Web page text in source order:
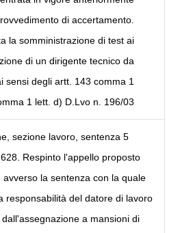
di accertamento.
la somministrazione di test ai
di un dirigente tecnico da
sensi degli artt. 143 comma 1
1 lett. d) D.Lvo n. 196/03
sezione lavoro, sentenza 5
Respinto l'appello proposto
avverso la sentenza con la quale
responsabilità del datore di lavoro
a mansioni di